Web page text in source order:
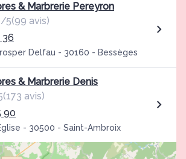
& Marbrerie Pereyron
5(99 avis)
36
Delfau - 30160 - Bessèges
& Marbrerie Denis
(173 avis)
90
- 30500 - Saint-Ambroix